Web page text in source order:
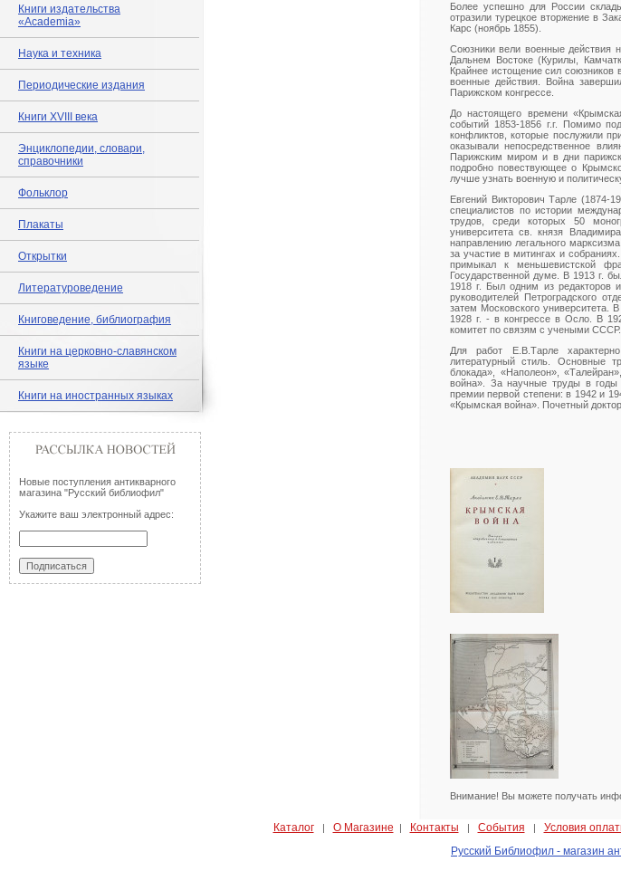
Книги издательства
«Academia»
Наука и техника
Периодические издания
Книги XVIII века
Энциклопедии, словари,
справочники
Фольклор
Плакаты
Открытки
Литературоведение
Книговедение, библиография
Книги на церковно-славянском
языке
Книги на иностранных языках
Новые поступления антикварного
магазина "Русский библиофил"
Укажите ваш электронный адрес:
Более успешно для России
отразили турецкое вторжение в
Карс (ноябрь 1855).
Союзники вели военные действия
Дальнем Востоке (Курилы,
Крайнее истощение сил союзников
военные действия. Война
Парижском конгрессе.
До настоящего времени
событий 1853-1856 г.г. Помимо
конфликтов, которые послужили
оказывали непосредственное
Парижским миром и в дни
подробно повествующее о
лучше узнать военную и
Евгений Викторович Тарле (1874-
специалистов по истории
трудов, среди которых 50
университета св. князя
направлению легального
за участие в митингах и
примыкал к меньшевистской
Государственной думе. В 1913 г.
1918 г. Был одним из редакторов
руководителей Петроградского
затем Московского университета.
1928 г. - в конгрессе в Осло. В
комитет по связям с учеными СССР.
Для работ Е.В.Тарле
литературный стиль. Основные
блокада», «Наполеон»,
война». За научные труды в годы
премии первой степени: в 1942 и
«Крымская война». Почетный
Внимание! Вы можете получать
Каталог| О Магазине | Контакты | События | Условия
Русский Библиофил - магазин